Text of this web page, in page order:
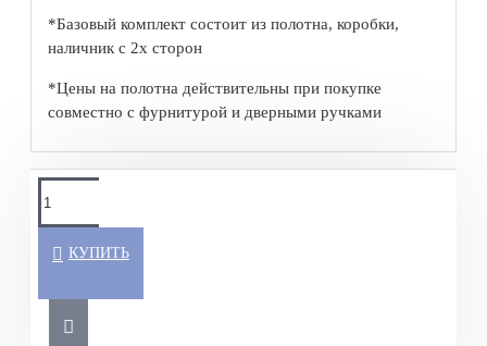
*Базовый комплект состоит из полотна, коробки,
наличник с 2х сторон
*Цены на полотна действительны при покупке
совместно с фурнитурой и дверными ручками
КУПИТЬ